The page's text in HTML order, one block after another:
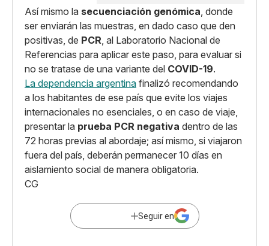
Así mismo la secuenciación genómica, donde
ser enviarán las muestras, en dado caso que den
positivas, de PCR, al Laboratorio Nacional de
Referencias para aplicar este paso, para evaluar si
no se tratase de una variante del COVID-19.
La dependencia argentina finalizó recomendando
a los habitantes de ese país que evite los viajes
internacionales no esenciales, o en caso de viaje,
presentar la prueba PCR negativa dentro de las
72 horas previas al abordaje; así mismo, si viajaron
fuera del país, deberán permanecer 10 días en
aislamiento social de manera obligatoria.
CG
Seguir en